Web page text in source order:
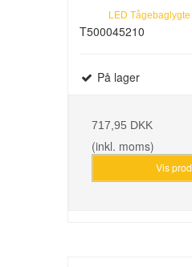
LED
T500045210
På lager
717,95 DKK
(inkl. moms)
Vis